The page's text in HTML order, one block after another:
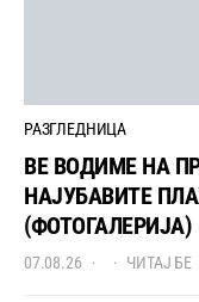
РАЗГЛЕДНИЦА
ВЕ ВОДИМЕ НА
НАЈУБАВИТЕ
(ФОТОГАЛЕРИЈА)
07.08.26 ЧИТАЈ БЕ